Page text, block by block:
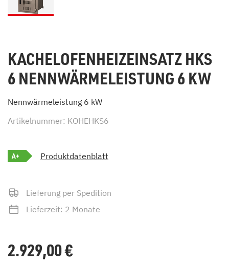
KACHELOFENHEIZEINSATZ HKS
6 NENNWÄRMELEISTUNG 6 KW
Nennwärmeleistung 6 kW
Artikelnummer: KOHEHKS6
A+ Produktdatenblatt
Lieferung per Spedition
Lieferzeit: 2 Monate
2.929,00€